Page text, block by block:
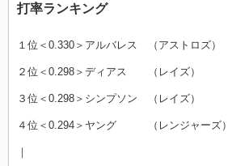
打率ランキング
１位＜0.330＞アルバレス （アストロズ）
２位＜0.298＞ディアス （レイズ）
３位＜0.298＞シンプソン （レイズ）
４位＜0.294＞ヤング （レンジャーズ）
｜